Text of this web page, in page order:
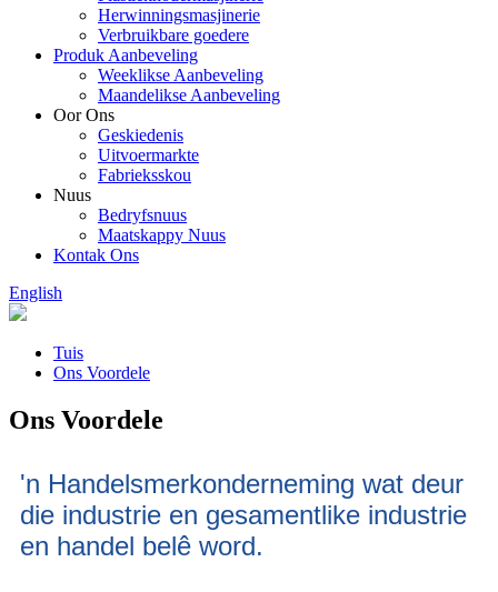
Herwinningsmasjinerie
Verbruikbare goedere
Produk Aanbeveling
Weeklikse Aanbeveling
Maandelikse Aanbeveling
Oor Ons
Geskiedenis
Uitvoermarkte
Fabrieksskou
Nuus
Bedryfsnuus
Maatskappy Nuus
Kontak Ons
English
Tuis
Ons Voordele
Ons Voordele
'n Handelsmerkonderneming wat deur
die industrie en gesamentlike industrie
en handel belê word.